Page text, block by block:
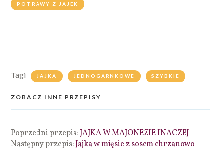
POTRAWY Z JAJEK
Tagi JAJKA JEDNOGARNKOWE SZYBKIE
ZOBACZ INNE PRZEPISY
Poprzedni przepis:JAJKA W MAJONEZIE INACZEJ
Następny przepis:Jajka w mięsie z sosem chrzanowo-